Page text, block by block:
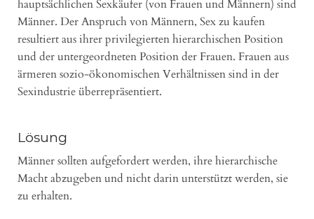
hauptsächlichen Sexkäufer (von Frauen und Männern) sind
Männer. Der Anspruch von Männern, Sex zu kaufen
resultiert aus ihrer privilegierten hierarchischen Position
und der untergeordneten Position der Frauen. Frauen aus
ärmeren sozio-ökonomischen Verhältnissen sind in der
Sexindustrie überrepräsentiert.
Lösung
Männer sollten aufgefordert werden, ihre hierarchische
Macht abzugeben und nicht darin unterstützt werden, sie
zu erhalten.